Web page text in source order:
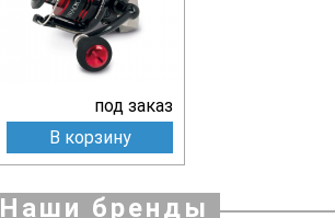
под заказ
В корзину
Наши бренды